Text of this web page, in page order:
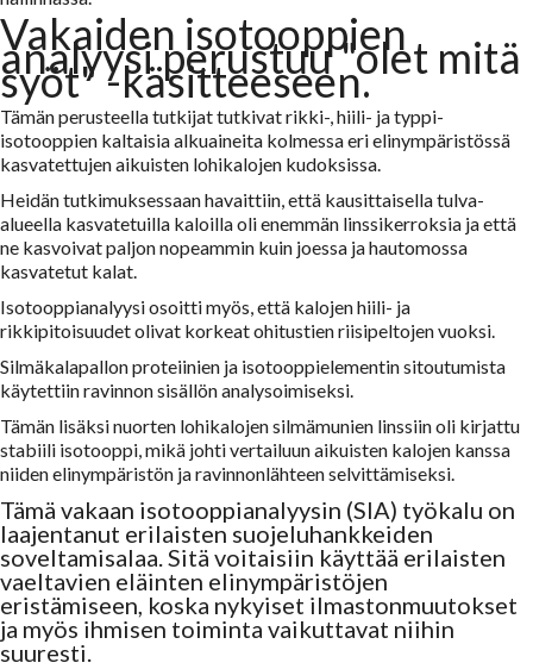
Vakaiden isotooppien
analyysi perustuu "olet mitä
syöt" -käsitteeseen.
Tämän perusteella tutkijat tutkivat rikki-, hiili- ja typpi-
isotooppien kaltaisia alkuaineita kolmessa eri elinympäristössä
kasvatettujen aikuisten lohikalojen kudoksissa.
Heidän tutkimuksessaan havaittiin, että kausittaisella tulva-
alueella kasvatetuilla kaloilla oli enemmän linssikerroksia ja että
ne kasvoivat paljon nopeammin kuin joessa ja hautomossa
kasvatetut kalat.
Isotooppianalyysi osoitti myös, että kalojen hiili- ja
rikkipitoisuudet olivat korkeat ohitustien riisipeltojen vuoksi.
Silmäkalapallon proteiinien ja isotooppielementin sitoutumista
käytettiin ravinnon sisällön analysoimiseksi.
Tämän lisäksi nuorten lohikalojen silmämunien linssiin oli kirjattu
stabiili isotooppi, mikä johti vertailuun aikuisten kalojen kanssa
niiden elinympäristön ja ravinnonlähteen selvittämiseksi.
Tämä vakaan isotooppianalyysin (SIA) työkalu on
laajentanut erilaisten suojeluhankkeiden
soveltamisalaa. Sitä voitaisiin käyttää erilaisten
vaeltavien eläinten elinympäristöjen
eristämiseen, koska nykyiset ilmastonmuutokset
ja myös ihmisen toiminta vaikuttavat niihin
suuresti.